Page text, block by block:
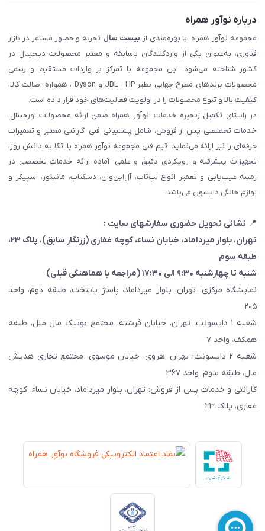
درباره نوآور همراه
مجموعه نوآور همراه، با بهره‌مندی از بیست سال تجربه و حضور مستمر در بازار
فناوری، به‌عنوان یکی از واردکنندگان باسابقه و معتبر محصولات دیجیتال در
کشور شناخته می‌شود. این مجموعه با تمرکز بر واردات مستقیم و رسمی
محصولات برندهای مطرح جهانی نظیر JBL ، HP و Dyson ، همواره اصالت کالا،
کیفیت بالا و تنوع محصولات را در اولویت فعالیت‌های خود قرار داده است.
در راستای تکمیل زنجیره خدمات، نوآور همراه ضمن ارائه محصولات اورجینال،
خدمات تخصصی پس از فروش، شامل پشتیبانی فنی، گارانتی معتبر و تعمیرات
حرفه‌ای را نیز ارائه می‌نماید. تیم فنی مجموعه نوآور همراه با اتکا به دانش روز،
تجهیزات پیشرفته و رویکردی دقیق و علمی، آماده ارائه خدمات تخصصی در
زمینه عیب‌یابی و تعمیر انواع لپ‌تاپ، آل‌این‌وان، دسکتاپ، مانیتور، اسپیکر و
لوازم خانگی دایسون می‌باشد.
📍 نشانی تحویل حضوری سفارشهای سایت :
تهران، بلوار میرداماد، خیابان نساء، کوچه غفاری (زرنگار سابق)
، پلاک ۲۳،
طبقه سوم
شنبه تا چهارشنبه ۹:۳۰ الی ۱۷:۳۰ (مراجعه با هماهنگی قبلی)
نمایشگاه مرکزی: تهران، بلوار میرداماد، پاساژ پایتخت، طبقه دوم، واحد
۲۰۵
شعبه ۱ دایسونت: تهران، خیابان فرشته، مجتمع بوتیک مال ملل، طبقه
همکف، واحد ۷
شعبه ۲ دایسونت: تهران، هروی، خیابان موسوی، مجتمع تجاری هدیش
مال، طبقه سوم، واحد ۳۶۷
گارانتی و خدمات پس از فروش: تهران، بلوار میرداماد، خیابان نساء، کوچه
غفاری، پلاک ۲۳